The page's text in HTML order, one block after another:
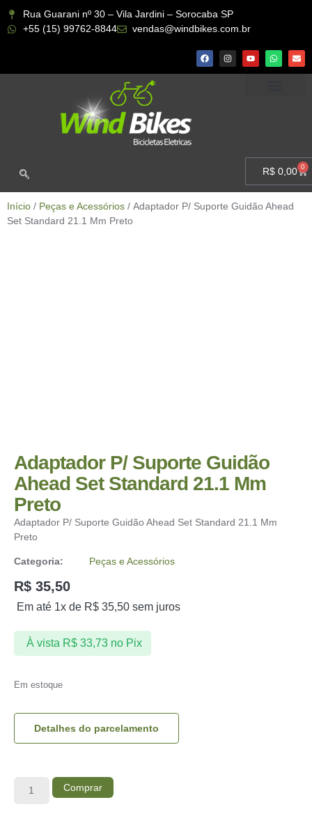
Rua Guarani nº 30 – Vila Jardini – Sorocaba SP
+55 (15) 99762-8844
vendas@windbikes.com.br
R$ 0,00 0
Início / Peças e Acessórios / Adaptador P/ Suporte Guidão Ahead
Set Standard 21.1 Mm Preto
Adaptador P/ Suporte Guidão
Ahead Set Standard 21.1 Mm
Preto
Adaptador P/ Suporte Guidão Ahead Set Standard 21.1 Mm
Preto
Categoria: Peças e Acessórios
R$ 35,50
Em até 1x de R$ 35,50 sem juros
À vista R$33,73 no Pix
Em estoque
Detalhes do parcelamento
Comprar